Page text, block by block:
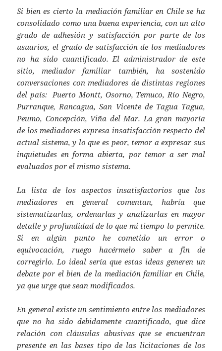
p
p
Si bien es cierto la mediación familiar en Chile se ha
consolidado como una buena experiencia, con un alto
grado de adhesión y satisfacción por parte de los
usuarios, el grado de satisfacción de los mediadores
no ha sido cuantificado. El administrador de este
sitio, mediador familiar también, ha sostenido
conversaciones con mediadores de distintas regiones
del país: Puerto Montt, Osorno, Temuco, Río Negro,
Purranque, Rancagua, San Vicente de Tagua Tagua,
Peumo, Concepción, Viña del Mar. La gran mayoría
de los mediadores expresa insatisfacción respecto del
actual sistema, y lo que es peor, temor a expresar sus
inquietudes en forma abierta, por temor a ser mal
evaluados por el mismo sistema.
La lista de los aspectos insatisfactorios que los
mediadores en general comentan, habría que
sistematizarlas, ordenarlas y analizarlas en mayor
detalle y profundidad de lo que mi tiempo lo permite.
Si en algún punto he cometido un error o
equivocación, ruego hacérmelo saber a fin de
corregirlo. Lo ideal sería que estas ideas generen un
debate por el bien de la mediación familiar en Chile,
ya que urge que sean modificados.
En general existe un sentimiento entre los mediadores
que no ha sido debidamente cuantificado, que dice
relación con cláusulas abusivas que se encuentran
presente en las bases tipo de las licitaciones de los